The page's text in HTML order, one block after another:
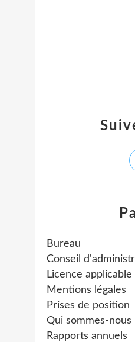
Bureau
Conseil
Licence
Mentions légales
Prises de position
Qui sommes-nous
Rapports annuels